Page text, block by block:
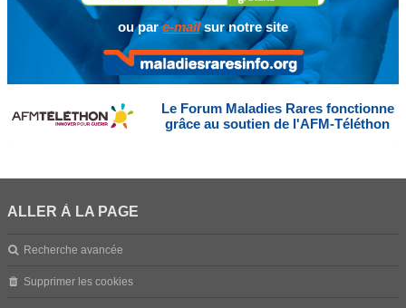
ou pare-mailsur notre site
Le Forum Maladies Rares fonctionne
grâce au soutien de l'AFM-Téléthon
ALLER À LA PAGE
Recherche avancée
Supprimer les cookies